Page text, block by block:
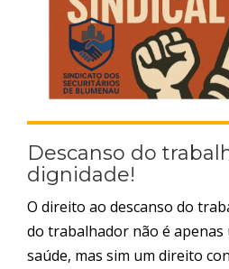
Descanso do
dignidade!
O direito ao descanso do
do trabalhador não é apenas
saúde, mas sim um direito